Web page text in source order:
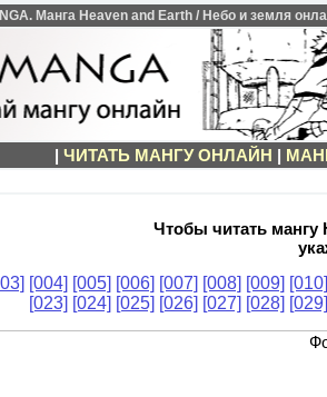
Манга Heaven and Earth / Небо и земля
| ЧИТАТЬ МАНГУ ОНЛАЙН |
Чтобы читать мангу
[004] [005] [006] [007] [008] [009] [010]
[023] [024] [025] [026] [027] [028] [029]